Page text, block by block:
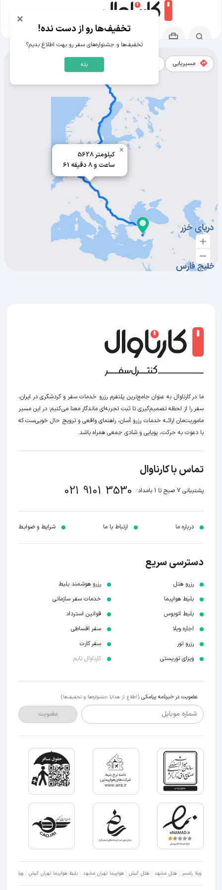
5628 کیلومتر
61 ساعت و 8 دقیقه
×
مسیریابی
مسیر قونیه به آبیسکو
ما در کارناوال به عنوان جامع‌ترین پلتفرم رزرو خدمات سفر و گردشگری در ایران،
سفر را از لحظه‌ تصمیم‌گیری تا ثبت تجربه‌ای ماندگار معنا می‌کنیم؛ در این مسیر‍
ماموریت‌مان اراﺋــﻪ خدمات رزرو آسان، راهنمای واقعی و ترویج حال خوبی‌ست که
با دعوت به حرکت، پویایی و شادی جمعی همراه باشد.
تماس با کارناوال
پشتیبانی 7 صبح تا 1 بامداد: 021 9101 3530
درباره ما ارتباط با ما شرایط و ضوابـط
دسترسی سریع
رزرو هتل
بلیط هواپیما
بلیط اتوبوس
اجاره ویلا
رزرو تور
ویزای توریستی
رزرو هوشمند بلیط
خدمات سفر سازمانی
قوانین استرداد
سفر اقساطی
سفر کارت
کارناوال تایم
عضویت در خبرنامه پیامکی (اطلاع از هدایا جشنواره‌ها و تخفیف‌ها)
شماره موبایل عضویت
ویلا رامسر هتل مشهد هتل کیش هواپیما تهران مشهد بلیط هواپیما تهران کیش ویلا شمال
× تخفیف‌ها رو از دست نده!
تخفیف‌ها و جشنواره‌های سفر رو بهت اطلاع بدیم؟
بله